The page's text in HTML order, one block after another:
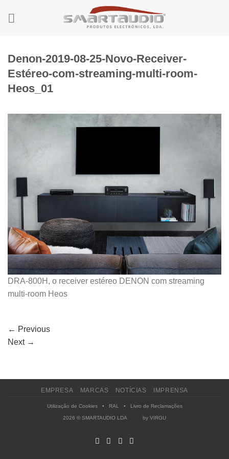
Denon-2019-08-25-Novo-Receiver-
Estéreo-com-streaming-multi-room-
Heos_01
DRA-800H, o receiver estéreo DENON com streaming
multi-room Heos
← Previous
Next →
EMPRESA MARCAS NOTÍCIAS IMPRENSA
Utilização de Cookies• RAL • Livro de Reclamações
2026 © SMARTAUDIO LDA by VIRGU